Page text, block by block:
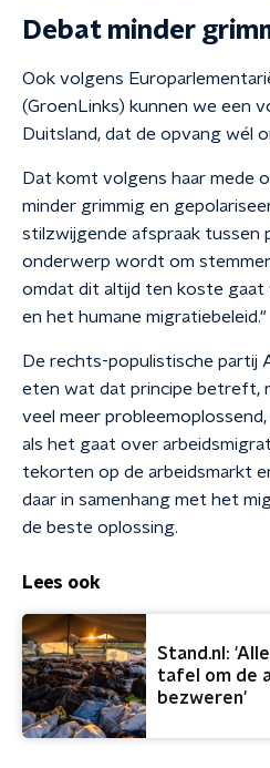
Debat minder
Ook volgens
(GroenLinks) kunnen we een
Duitsland, dat de opvang wél
Dat komt volgens haar mede
minder grimmig en
stilzwijgende afspraak tussen
onderwerp wordt om
omdat dit altijd ten koste gaat
en het humane migratiebeleid."
De rechts-populistische
eten wat dat principe betreft,
veel meer
als het gaat over
tekorten op de arbeidsmarkt
daar in samenhang met het
de beste oplossing.
Lees ook
Stand.nl:
tafel om de
bezweren'